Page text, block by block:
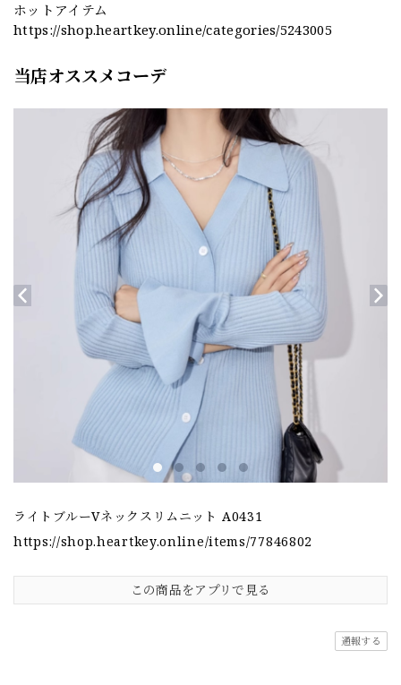
ホットアイテム
https://shop.heartkey.online/categories/5243005
当店オススメコーデ
ライトブルーVネックスリムニット A0431
https://shop.heartkey.online/items/77846802
この商品をアプリで見る
通報する